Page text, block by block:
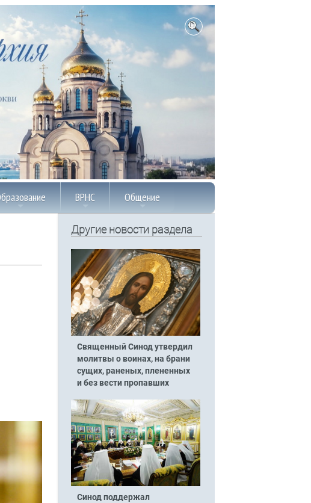
ВРНС Общение
Другие новости раздела
Священный Синод утвердил
молитвы о воинах, на брани
сущих, раненых, плененных
и без вести пропавших
Синод поддержал